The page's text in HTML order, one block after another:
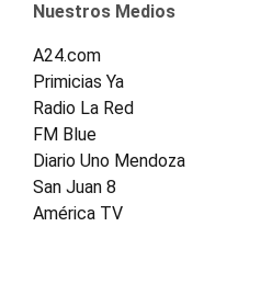
Nuestros Medios
A24.com
Primicias Ya
Radio La Red
FM Blue
Diario Uno Mendoza
San Juan 8
América TV